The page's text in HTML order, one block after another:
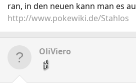
ran, in den neuen kann man es
http://www.pokewiki.de/Stahlos
OliViero